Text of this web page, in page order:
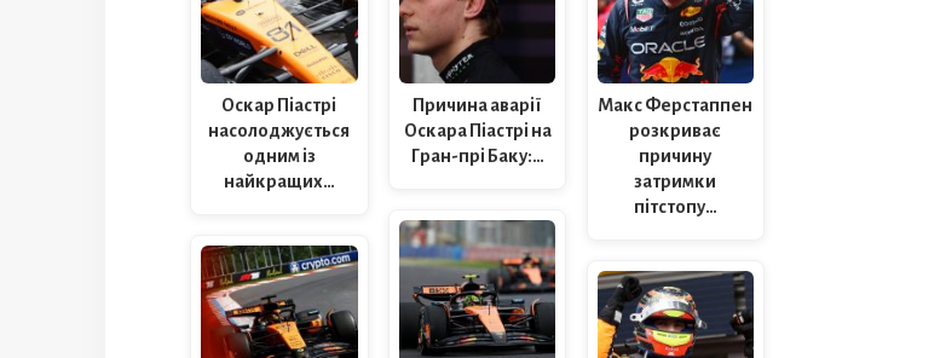
Оскар Піастрі
насолоджується
одним із
найкращих…
Причина аварії
Оскара Піастрі на
Гран-прі Баку:…
Макс Ферстаппен
розкриває
причину
затримки
пітстопу…